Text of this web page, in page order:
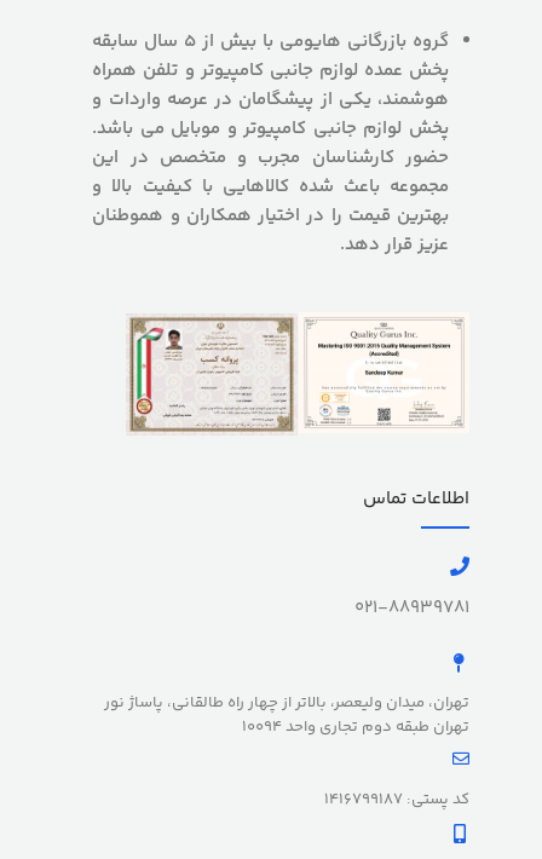
گروه بازرگانی هایومی با بیش از 5 سال سابقه
پخش عمده لوازم جانبی کامپیوتر و تلفن همراه
هوشمند، یکی از پیشگامان در عرصه واردات و
پخش لوازم جانبی کامپیوتر و موبایل می باشد.
حضور کارشناسان مجرب و متخصص در این
مجموعه باعث شده کالاهایی با کیفیت بالا و
بهترین قیمت را در اختیار همکاران و هموطنان
عزیز قرار دهد.
اطلاعات تماس
021-88939781
تهران، میدان ولیعصر، بالاتر از چهار راه طالقانی، پاساژ نور
تهران طبقه دوم تجاری واحد 10094
کد پستی: 1416799187